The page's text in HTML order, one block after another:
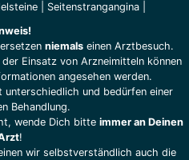
| Seitenstrangangina|
niemalseinen Arztbesuch.
Einsatz von Arzneimitteln können
angesehen werden.
unterschiedlich und bedürfen einer
Behandlung.
wende Dich bitte immer an Deinen
!
wir selbstverständlich auch die